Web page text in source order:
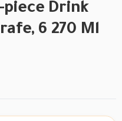
piece Drink
6 270 Ml